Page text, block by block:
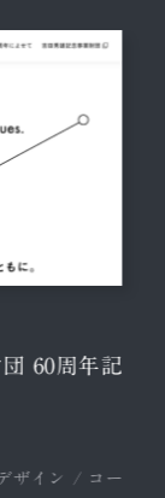
60周年記
ザイン / コー